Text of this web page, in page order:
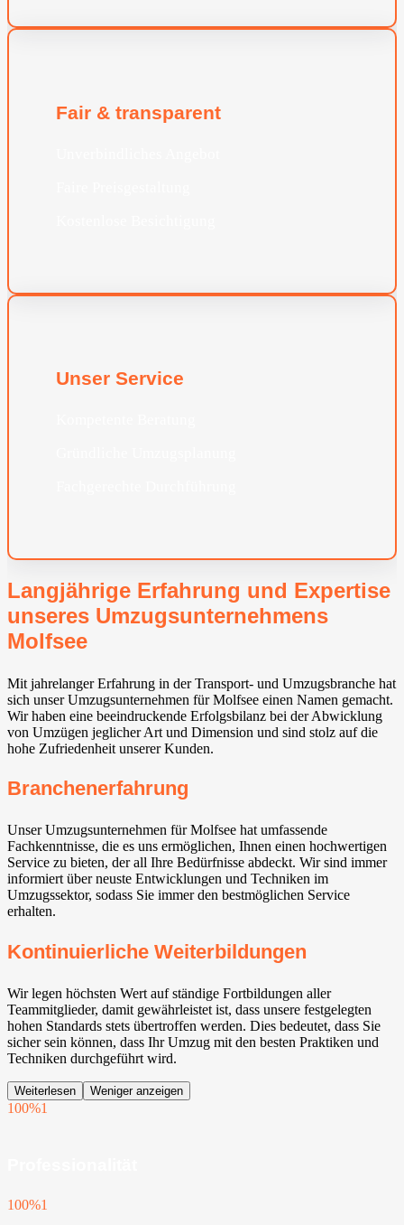
Fair & transparent
Unser Service
Langjährige Erfahrung und Expertise
unseres Umzugsunternehmens
Molfsee
Mit jahrelanger Erfahrung in der Transport- und Umzugsbranche hat
sich unser Umzugsunternehmen für Molfsee einen Namen gemacht.
Wir haben eine beeindruckende Erfolgsbilanz bei der Abwicklung
von Umzügen jeglicher Art und Dimension und sind stolz auf die
hohe Zufriedenheit unserer Kunden.
Branchenerfahrung
Unser Umzugsunternehmen für Molfsee hat umfassende
Fachkenntnisse, die es uns ermöglichen, Ihnen einen hochwertigen
Service zu bieten, der all Ihre Bedürfnisse abdeckt. Wir sind immer
informiert über neuste Entwicklungen und Techniken im
Umzugssektor, sodass Sie immer den bestmöglichen Service
erhalten.
Kontinuierliche Weiterbildungen
Wir legen höchsten Wert auf ständige Fortbildungen aller
Teammitglieder, damit gewährleistet ist, dass unsere festgelegten
hohen Standards stets übertroffen werden. Dies bedeutet, dass Sie
sicher sein können, dass Ihr Umzug mit den besten Praktiken und
Techniken durchgeführt wird.
Weiterlesen Weniger anzeigen
100%1
100%1